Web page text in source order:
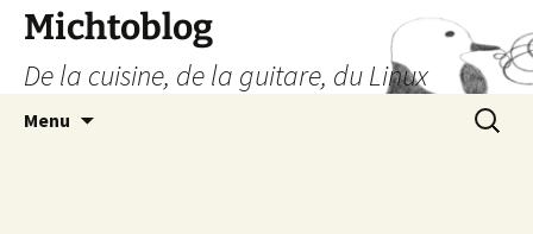
Aller
contenu
Michtoblog
De la cuisine, de la guitare, du Linux
Menu